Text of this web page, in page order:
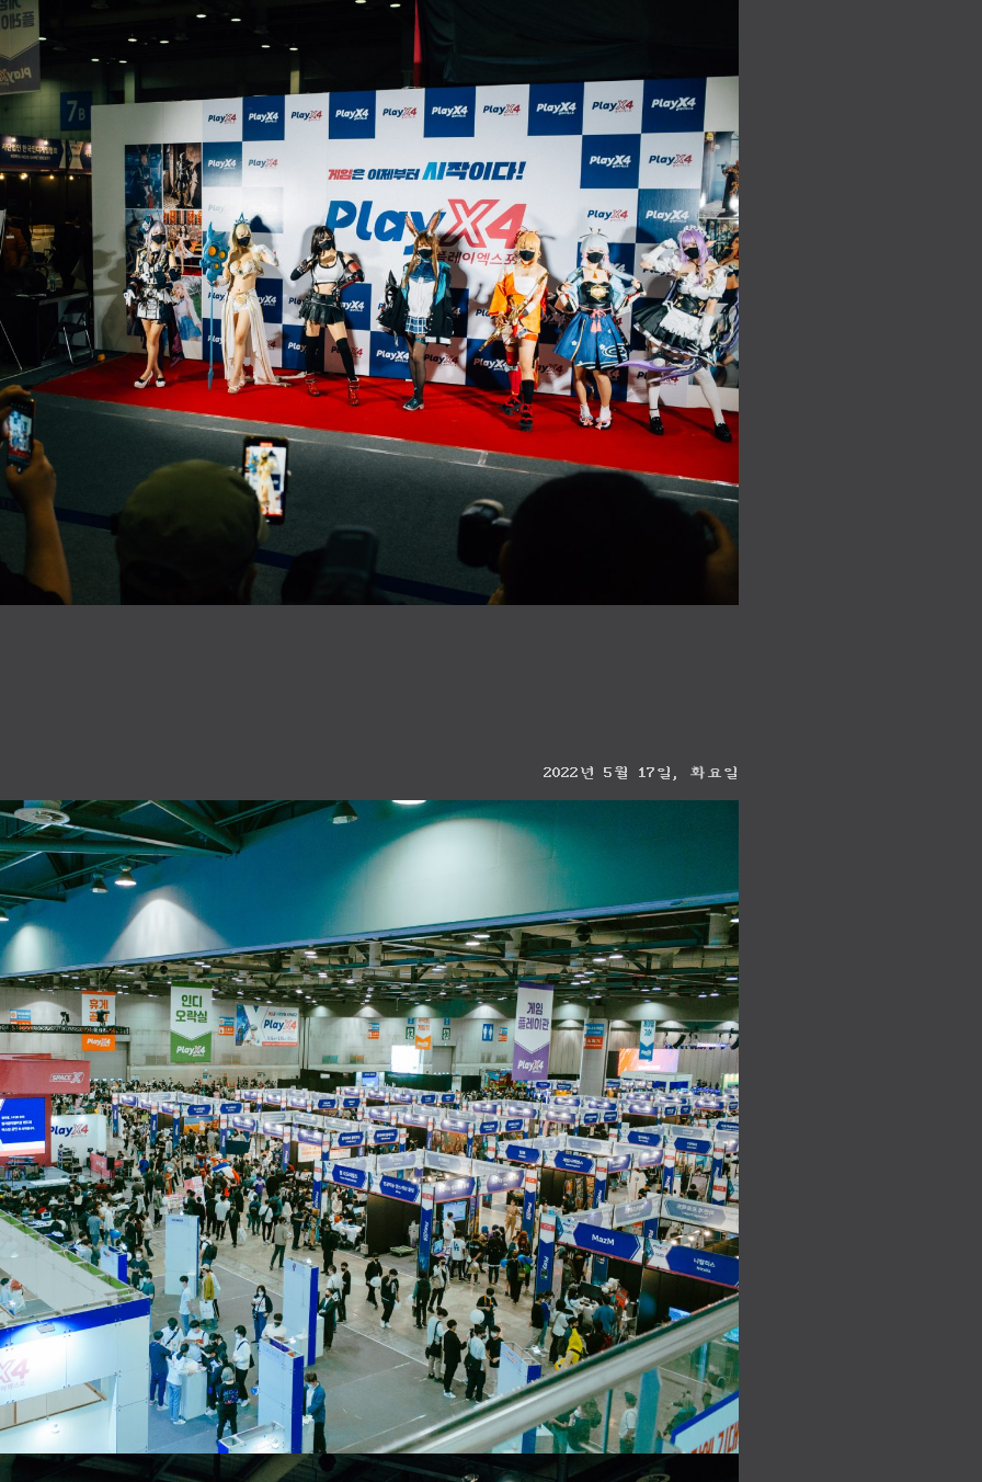
2022년 5월 17일, 화요일